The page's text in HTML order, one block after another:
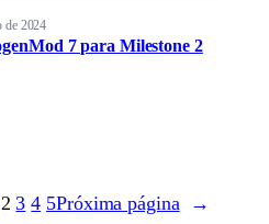
de 2024
7 para Milestone 2
2 3 4 5Próxima página →